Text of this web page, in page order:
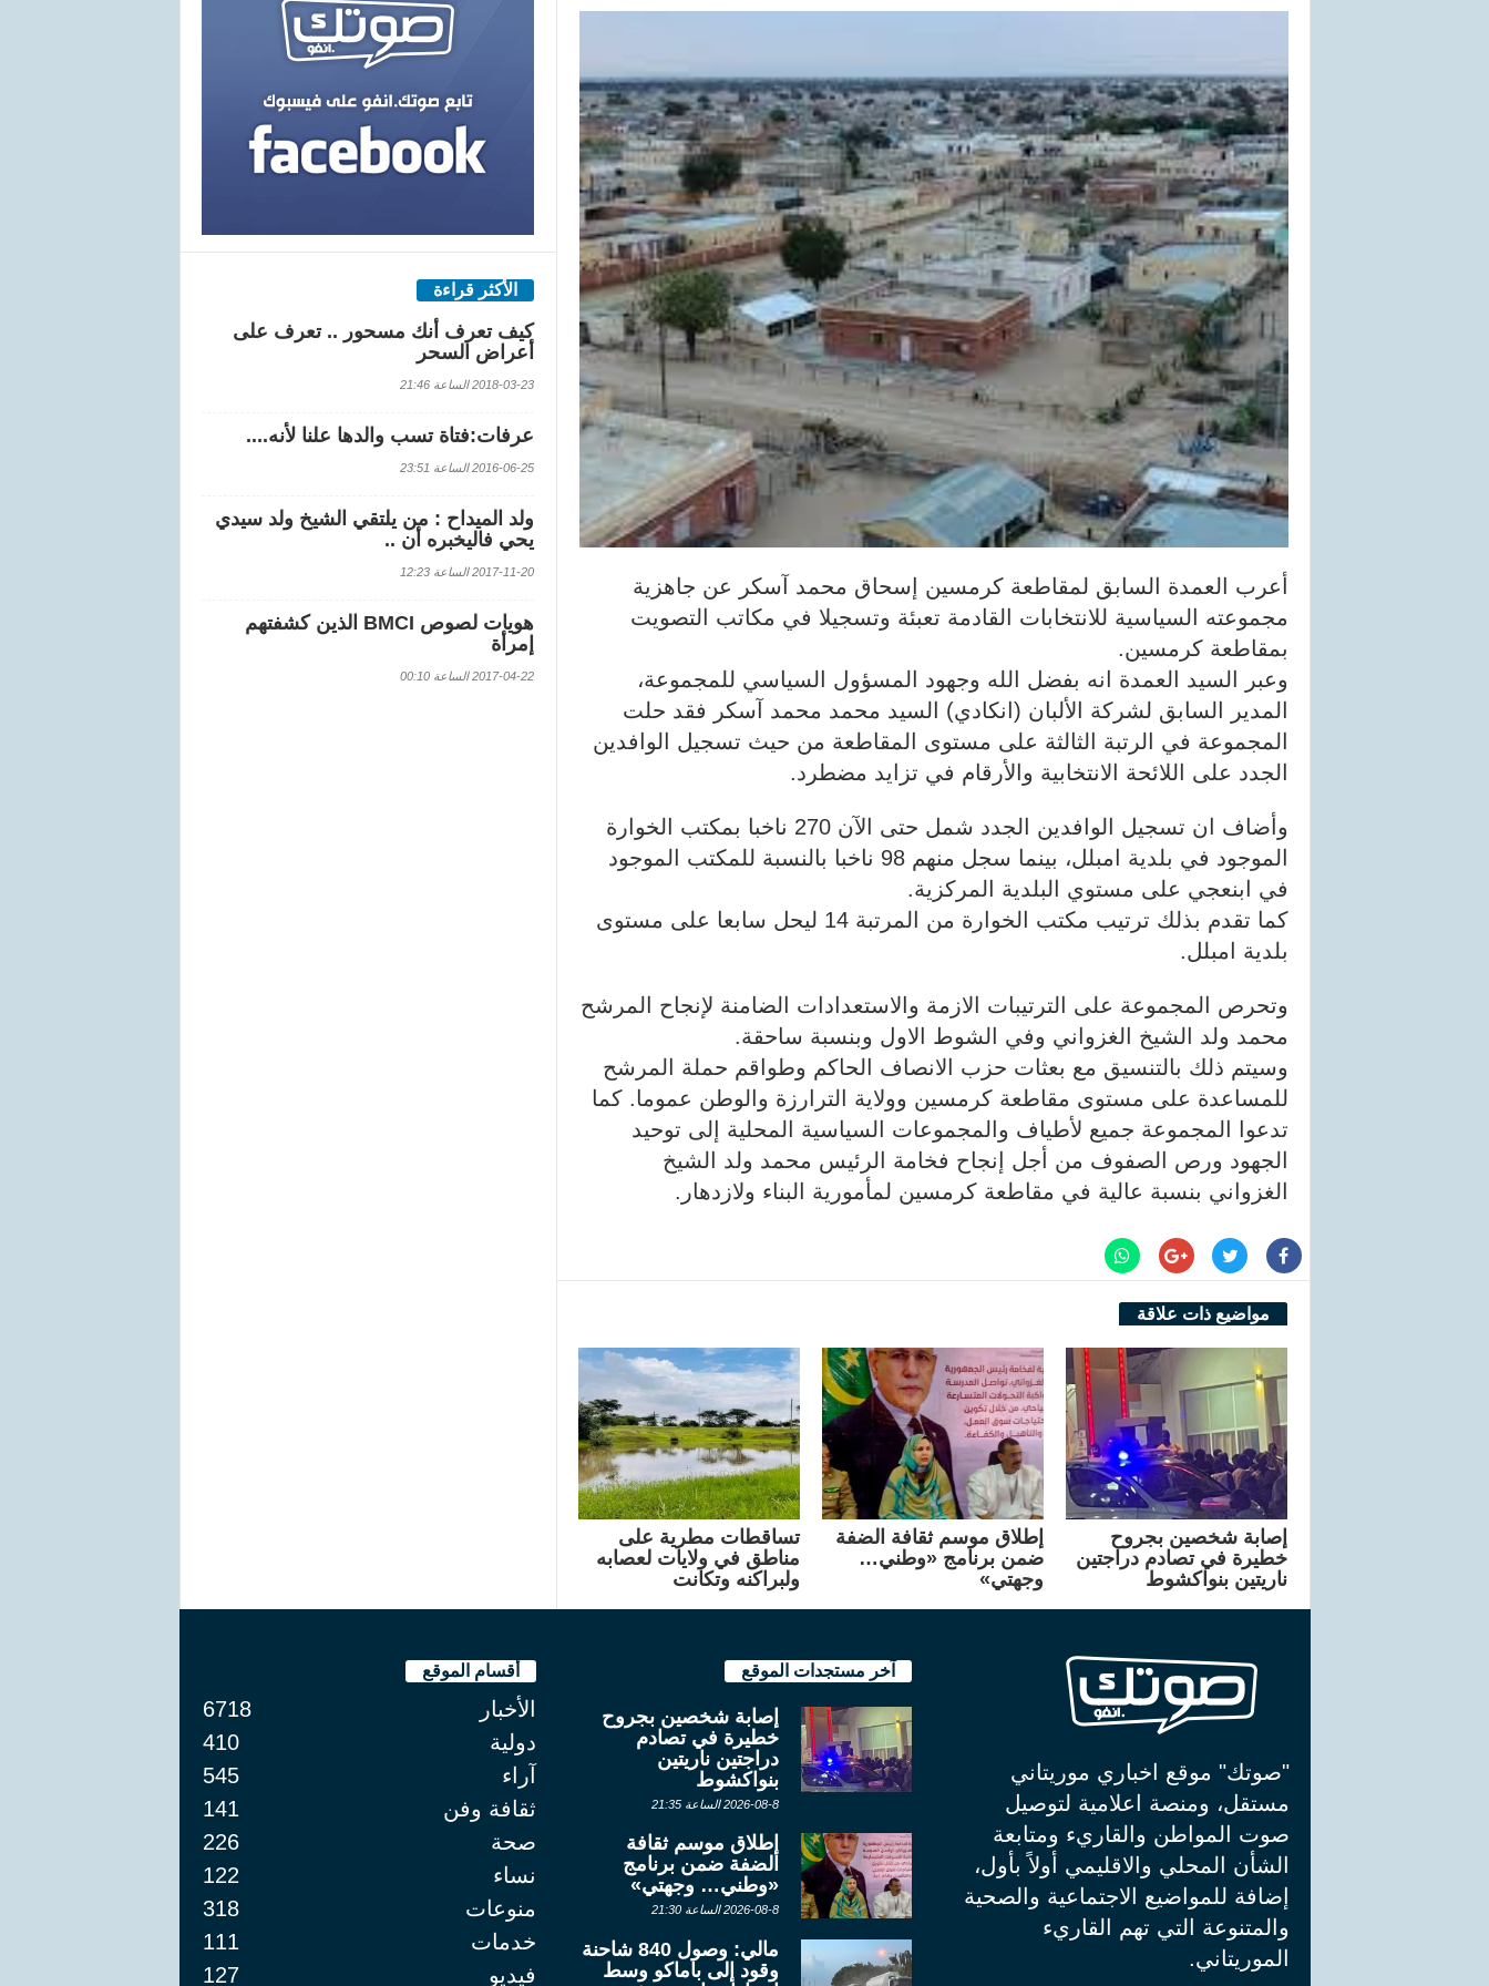
أعرب العمدة السابق لمقاطعة كرمسين إسحاق محمد آسكر عن جاهزية
مجموعته السياسية للانتخابات القادمة تعبئة وتسجيلا في مكاتب التصويت
بمقاطعة كرمسين.
وعبر السيد العمدة انه بفضل الله وجهود المسؤول السياسي للمجموعة،
المدير السابق لشركة الألبان (انكادي) السيد محمد محمد آسكر فقد حلت
المجموعة في الرتبة الثالثة على مستوى المقاطعة من حيث تسجيل الوافدين
الجدد على اللائحة الانتخابية والأرقام في تزايد مضطرد.
وأضاف ان تسجيل الوافدين الجدد شمل حتى الآن 270 ناخبا بمكتب الخوارة
الموجود في بلدية امبلل، بينما سجل منهم 98 ناخبا بالنسبة للمكتب الموجود
في ابنعجي على مستوي البلدية المركزية.
كما تقدم بذلك ترتيب مكتب الخوارة من المرتبة 14 ليحل سابعا على مستوى
بلدية امبلل.
وتحرص المجموعة على الترتيبات الازمة والاستعدادات الضامنة لإنجاح المرشح
محمد ولد الشيخ الغزواني وفي الشوط الاول وبنسبة ساحقة.
وسيتم ذلك بالتنسيق مع بعثات حزب الانصاف الحاكم وطواقم حملة المرشح
للمساعدة على مستوى مقاطعة كرمسين وولاية الترارزة والوطن عموما. كما
تدعوا المجموعة جميع لأطياف والمجموعات السياسية المحلية إلى توحيد
الجهود ورص الصفوف من أجل إنجاح فخامة الرئيس محمد ولد الشيخ
الغزواني بنسبة عالية في مقاطعة كرمسين لمأمورية البناء ولازدهار.
مواضيع ذات علاقة
إصابة شخصين بجروح
خطيرة في تصادم دراجتين
ناريتين بنواكشوط
إطلاق موسم ثقافة الضفة
ضمن برنامج «وطني…
وجهتي»
تساقطات مطرية على
مناطق في ولايات لعصابه
ولبراكنه وتكانت
الأكثر قراءة
كيف تعرف أنك مسحور .. تعرف على
أعراض السحر
2018-03-23 الساعة 21:46
عرفات:فتاة تسب والدها علنا لأنه....
2016-06-25 الساعة 23:51
ولد الميداح : من يلتقي الشيخ ولد سيدي
يحي فاليخبره أن ..
2017-11-20 الساعة 12:23
هويات لصوص BMCI الذين كشفتهم
إمرأة
2017-04-22 الساعة 00:10
"صوتك" موقع اخباري موريتاني
مستقل، ومنصة اعلامية لتوصيل
صوت المواطن والقاريء ومتابعة
الشأن المحلي والاقليمي أولاً بأول،
إضافة للمواضيع الاجتماعية والصحية
والمتنوعة التي تهم القاريء
الموريتاني.
آخر مستجدات الموقع
إصابة شخصين بجروح
خطيرة في تصادم
دراجتين ناريتين
بنواكشوط
2026-08-8 الساعة 21:35
إطلاق موسم ثقافة
الضفة ضمن برنامج
«وطني… وجهتي»
2026-08-8 الساعة 21:30
مالي: وصول 840 شاحنة
وقود إلى باماكو وسط
أقسام الموقع
الأخبار
6718
دولية
410
آراء
545
ثقافة وفن
141
صحة
226
نساء
122
منوعات
318
خدمات
111
فيديو
127